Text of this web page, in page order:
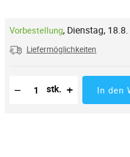
Vorbestellung, Dienstag,
Liefermöglichkeiten
−
Reduzierung der Menge
Anzahl der Stücke
stk. + In den